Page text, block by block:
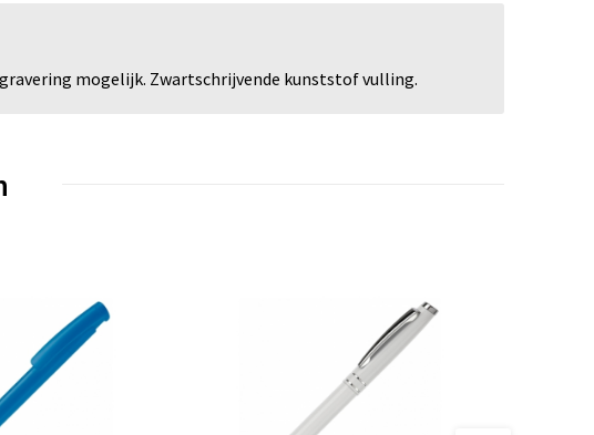
mogelijk. Zwartschrijvende kunststof vulling.